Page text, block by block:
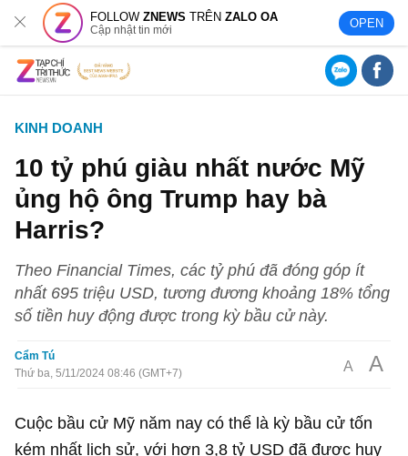
FOLLOWZNEWS TRÊNZALO OA
Cập nhật tin mới OPEN
KINH DOANH
10 tỷ phú giàu nhất nước Mỹ
ủng hộ ông Trump hay bà
Harris?
Theo Financial Times, các tỷ phú đã đóng góp ít
nhất 695 triệu USD, tương đương khoảng 18% tổng
số tiền huy động được trong kỳ bầu cử này.
Cẩm Tú
Thứ ba, 5/11/2024 08:46 (GMT+7)
A A
Cuộc bầu cử Mỹ năm nay có thể là kỳ bầu cử tốn
kém nhất lịch sử, với hơn 3,8 tỷ USD đã được huy